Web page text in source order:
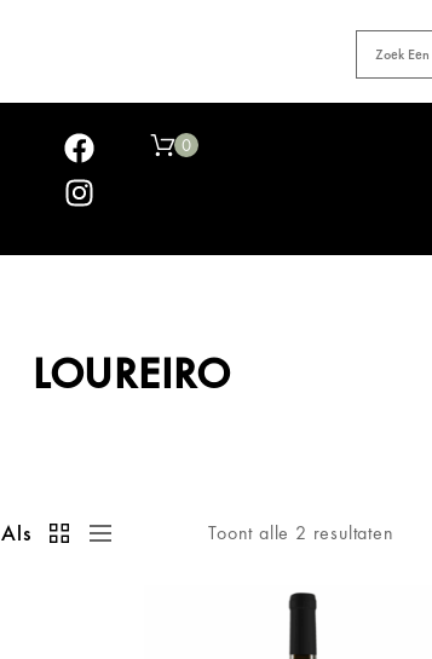
0
LOUREIRO
Toont alle 2 resultaten